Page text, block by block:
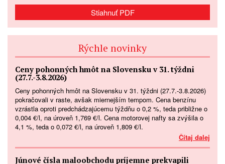
Stiahnuť PDF
Rýchle novinky
Ceny pohonných hmôt na Slovensku v 31. týždni
(27.7.-3.8.2026)
Ceny pohonných hmôt na Slovensku v 31. týždni (27.7.-3.8.2026)
pokračovali v raste, avšak miernejším tempom. Cena benzínu
vzrástla oproti predchádzajúcemu týždňu o 0,2 %, teda približne o
0,004 €/l, na úroveň 1,769 €/l. Cena motorovej nafty sa zvýšila o
4,1 %, teda o 0,072 €/l, na úroveň 1,809 €/l.
Čítaj dalej
Júnové čísla maloobchodu príjemne prekvapili